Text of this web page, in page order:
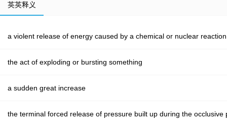
英英释义
a violent release of energy caused by a chemical or nuclear reaction
the act of exploding or bursting something
a sudden great increase
the terminal forced release of pressure built up during the occlusive